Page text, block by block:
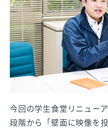
今回の学生食堂リニュー
段階から「壁面に映像を